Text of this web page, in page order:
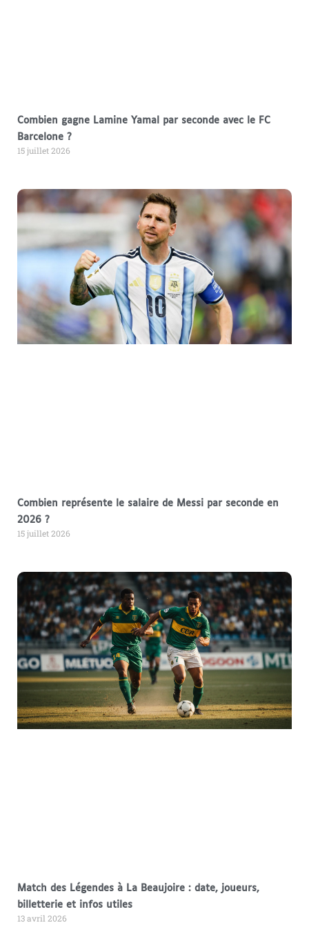
Combien gagne Lamine Yamal par seconde avec le FC
Barcelone ?
15 juillet 2026
Combien représente le salaire de Messi par seconde en
2026 ?
15 juillet 2026
Match des Légendes à La Beaujoire : date, joueurs,
billetterie et infos utiles
13 avril 2026